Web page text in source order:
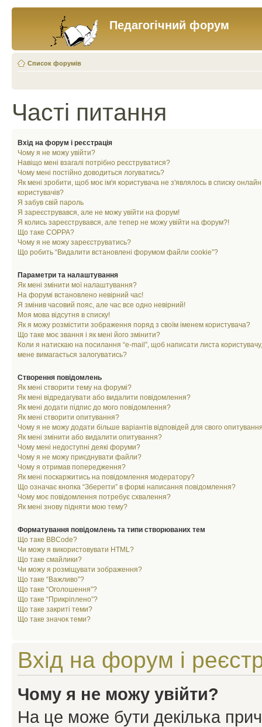
Педагогічний форум
Список форумів
Часті питання
Вхід на форум і реєстрація
Чому я не можу увійти?
Навіщо мені взагалі потрібно реєструватися?
Чому мені постійно доводиться логуватись?
Як мені зробити, щоб моє ім'я користувача не з'являлось в списку онлайн
користувачів?
Я забув свій пароль
Я зареєструвався, але не можу увійти на форум!
Я колись зареєструвався, але тепер не можу увійти на форум?!
Що таке COPPA?
Чому я не можу зареєструватись?
Що робить “Видалити встановлені форумом файли cookie”?
Параметри та налаштування
Як мені змінити мої налаштування?
На форумі встановлено невірний час!
Я змінив часовий пояс, але час все одно невірний!
Моя мова відсутня в списку!
Як я можу розмістити зображення поряд з своїм іменем користувача?
Що таке моє звання і як мені його змінити?
Коли я натискаю на посилання “e-mail”, щоб написати листа користувачу,
мене вимагається залогуватись?
Створення повідомлень
Як мені створити тему на форумі?
Як мені відредагувати або видалити повідомлення?
Як мені додати підпис до мого повідомлення?
Як мені створити опитування?
Чому я не можу додати більше варіантів відповідей для свого
Як мені змінити або видалити опитування?
Чому мені недоступні деякі форуми?
Чому я не можу приєднувати файли?
Чому я отримав попередження?
Як мені поскаржитись на повідомлення модератору?
Що означає кнопка “Зберегти” в формі написання повідомлення?
Чому моє повідомлення потребує схвалення?
Як мені знову підняти мою тему?
Форматування повідомлень та типи створюваних тем
Що таке BBCode?
Чи можу я використовувати HTML?
Що таке смайлики?
Чи можу я розміщувати зображення?
Що таке “Важливо”?
Що таке “Оголошення”?
Що таке “Прикріплено”?
Що таке закриті теми?
Що таке значок теми?
Вхід на форум і
Чому я не можу увійти?
На це може бути декілька